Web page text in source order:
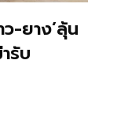
-ยาง’ลุ้น
รับ